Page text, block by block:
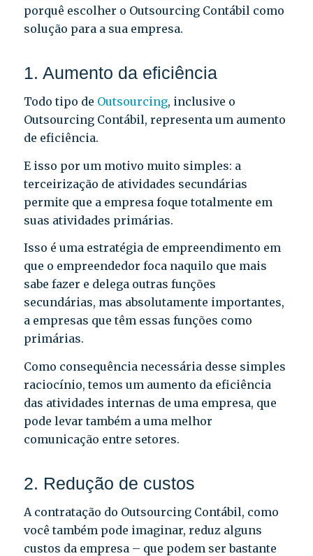
porquê escolher o Outsourcing Contábil como
solução para a sua empresa.
1. Aumento da eficiência
Todo tipo de Outsourcing, inclusive o
Outsourcing Contábil, representa um aumento
de eficiência.
E isso por um motivo muito simples: a
terceirização de atividades secundárias
permite que a empresa foque totalmente em
suas atividades primárias.
Isso é uma estratégia de empreendimento em
que o empreendedor foca naquilo que mais
sabe fazer e delega outras funções
secundárias, mas absolutamente importantes,
a empresas que têm essas funções como
primárias.
Como consequência necessária desse simples
raciocínio, temos um aumento da eficiência
das atividades internas de uma empresa, que
pode levar também a uma melhor
comunicação entre setores.
2. Redução de custos
A contratação do Outsourcing Contábil, como
você também pode imaginar, reduz alguns
custos da empresa – que podem ser bastante